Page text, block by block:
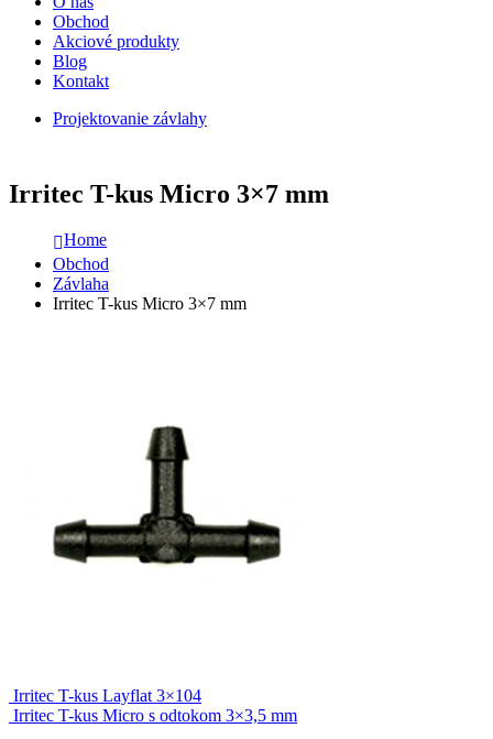
Obchod
Akciové produkty
Blog
Kontakt
Projektovanie závlahy
Irritec T-kus Micro 3×7 mm
Home
Obchod
Závlaha
Irritec T-kus Micro 3×7 mm
Irritec T-kus Layflat 3×104
Irritec T-kus Micro s odtokom 3×3,5 mm